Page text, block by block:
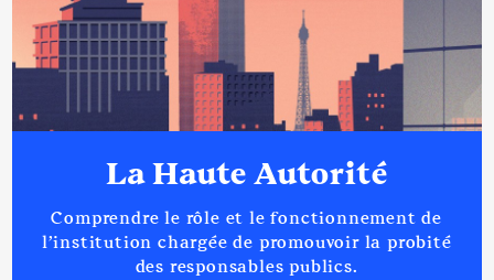
La Haute Autorité
Comprendre le rôle et le fonctionnement de
l’institution chargée de promouvoir la probité
des responsables publics.